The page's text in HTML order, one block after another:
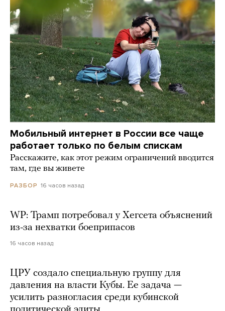
Мобильный интернет в России все чаще
работает только по белым спискам
Расскажите, как этот режим ограничений вводится
там, где вы живете
РАЗБОР 16 часов назад
WP: Трамп потребовал у Хегсета объяснений
из-за нехватки боеприпасов
16 часов назад
ЦРУ создало специальную группу для
давления на власти Кубы. Ее задача —
усилить разногласия среди кубинской